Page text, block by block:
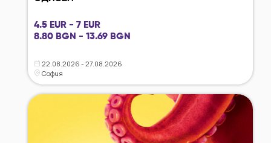
4.5 EUR - 7 EUR
8.80 BGN - 13.69 BGN
22.08.2026 - 27.08.2026
София